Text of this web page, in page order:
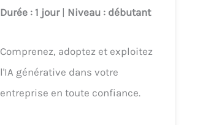
Durée : 1 jour | Niveau : débutant
Comprenez, adoptez et exploitez
l'IA générative dans votre
entreprise en toute confiance.